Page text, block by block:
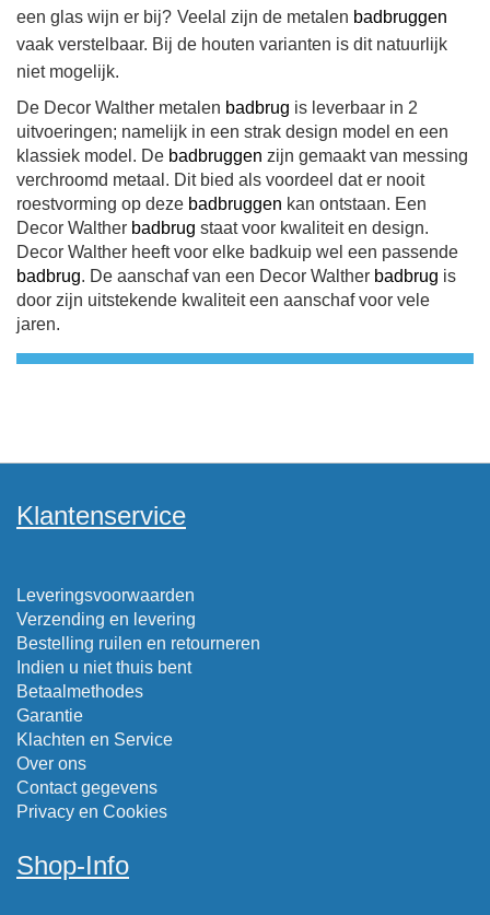
een glas wijn er bij? Veelal zijn de metalen badbruggen
vaak verstelbaar. Bij de houten varianten is dit natuurlijk
niet mogelijk.
De Decor Walther metalen badbrug is leverbaar in 2
uitvoeringen; namelijk in een strak design model en een
klassiek model. De badbruggen zijn gemaakt van messing
verchroomd metaal. Dit bied als voordeel dat er nooit
roestvorming op deze badbruggen kan ontstaan. Een
Decor Walther badbrug staat voor kwaliteit en design.
Decor Walther heeft voor elke badkuip wel een passende
badbrug. De aanschaf van een Decor Walther badbrug is
door zijn uitstekende kwaliteit een aanschaf voor vele
jaren.
Klantenservice
Leveringsvoorwaarden
Verzending en levering
Bestelling ruilen en retourneren
Indien u niet thuis bent
Betaalmethodes
Garantie
Klachten en Service
Over ons
Contact gegevens
Privacy en Cookies
Shop-Info